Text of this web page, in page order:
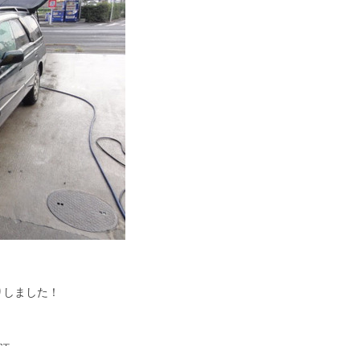
ました！